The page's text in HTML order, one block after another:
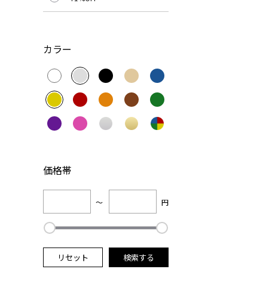
カラー
価格帯
～ 円
リセット 検索する